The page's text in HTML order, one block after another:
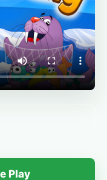
Play